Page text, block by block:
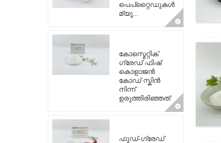
പെപ്റ്റൈഡുകൾ
മ്യൂ...
കോസ്മെറ്റിക്
ഗ്രേഡ് ഫിഷ്
കൊളാജൻ
കോഡ് സ്കിൻ
നിന്ന്
ഉരുത്തിരിഞ്ഞത്
ഫുഡ്-ഗ്രേഡ്